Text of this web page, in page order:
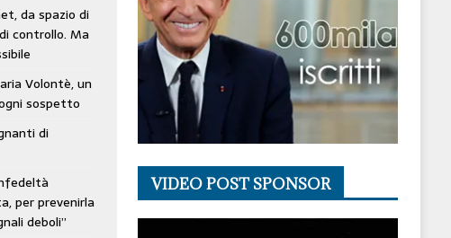
da spazio di
controllo. Ma
Volontè, un
sospetto
di
per prevenirla
deboli”
VIDEO POST SPONSOR